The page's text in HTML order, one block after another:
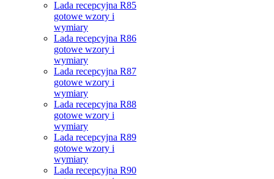
Lada recepcyjna R85
gotowe wzory i
wymiary
Lada recepcyjna R86
gotowe wzory i
wymiary
Lada recepcyjna R87
gotowe wzory i
wymiary
Lada recepcyjna R88
gotowe wzory i
wymiary
Lada recepcyjna R89
gotowe wzory i
wymiary
Lada recepcyjna R90